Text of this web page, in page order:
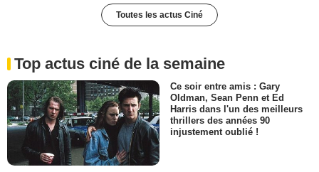
Toutes les actus Ciné
Top actus ciné de la semaine
Ce soir entre amis : Gary
Oldman, Sean Penn et Ed
Harris dans l'un des meilleurs
thrillers des années 90
injustement oublié !